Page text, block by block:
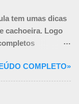
tem umas dicas
cachoeira. Logo
COMPLETO»